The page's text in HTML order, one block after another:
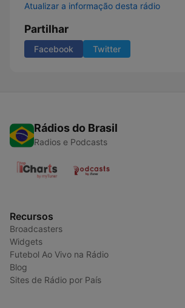
Atualizar a informação desta rádio
Partilhar
Facebook Twitter
Rádios do Brasil
Radios e Podcasts
Recursos
Broadcasters
Widgets
Futebol Ao Vivo na Rádio
Blog
Sites de Rádio por País